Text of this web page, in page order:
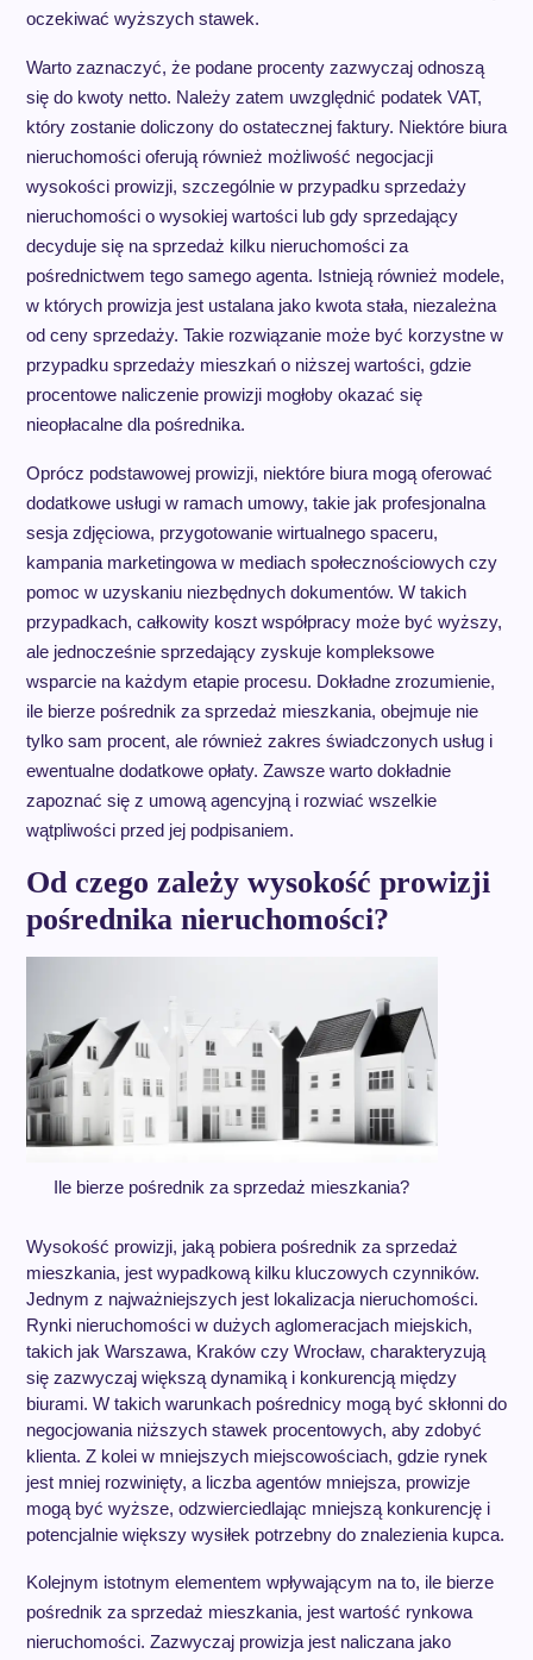
oczekiwać wyższych stawek.
Warto zaznaczyć, że podane procenty zazwyczaj odnoszą
się do kwoty netto. Należy zatem uwzględnić podatek VAT,
który zostanie doliczony do ostatecznej faktury. Niektóre biura
nieruchomości oferują również możliwość negocjacji
wysokości prowizji, szczególnie w przypadku sprzedaży
nieruchomości o wysokiej wartości lub gdy sprzedający
decyduje się na sprzedaż kilku nieruchomości za
pośrednictwem tego samego agenta. Istnieją również modele,
w których prowizja jest ustalana jako kwota stała, niezależna
od ceny sprzedaży. Takie rozwiązanie może być korzystne w
przypadku sprzedaży mieszkań o niższej wartości, gdzie
procentowe naliczenie prowizji mogłoby okazać się
nieopłacalne dla pośrednika.
Oprócz podstawowej prowizji, niektóre biura mogą oferować
dodatkowe usługi w ramach umowy, takie jak profesjonalna
sesja zdjęciowa, przygotowanie wirtualnego spaceru,
kampania marketingowa w mediach społecznościowych czy
pomoc w uzyskaniu niezbędnych dokumentów. W takich
przypadkach, całkowity koszt współpracy może być wyższy,
ale jednocześnie sprzedający zyskuje kompleksowe
wsparcie na każdym etapie procesu. Dokładne zrozumienie,
ile bierze pośrednik za sprzedaż mieszkania, obejmuje nie
tylko sam procent, ale również zakres świadczonych usług i
ewentualne dodatkowe opłaty. Zawsze warto dokładnie
zapoznać się z umową agencyjną i rozwiać wszelkie
wątpliwości przed jej podpisaniem.
Od czego zależy wysokość prowizji
pośrednika nieruchomości?
Ile bierze pośrednik za sprzedaż mieszkania?
Wysokość prowizji, jaką pobiera pośrednik za sprzedaż
mieszkania, jest wypadkową kilku kluczowych czynników.
Jednym z najważniejszych jest lokalizacja nieruchomości.
Rynki nieruchomości w dużych aglomeracjach miejskich,
takich jak Warszawa, Kraków czy Wrocław, charakteryzują
się zazwyczaj większą dynamiką i konkurencją między
biurami. W takich warunkach pośrednicy mogą być skłonni do
negocjowania niższych stawek procentowych, aby zdobyć
klienta. Z kolei w mniejszych miejscowościach, gdzie rynek
jest mniej rozwinięty, a liczba agentów mniejsza, prowizje
mogą być wyższe, odzwierciedlając mniejszą konkurencję i
potencjalnie większy wysiłek potrzebny do znalezienia kupca.
Kolejnym istotnym elementem wpływającym na to, ile bierze
pośrednik za sprzedaż mieszkania, jest wartość rynkowa
nieruchomości. Zazwyczaj prowizja jest naliczana jako